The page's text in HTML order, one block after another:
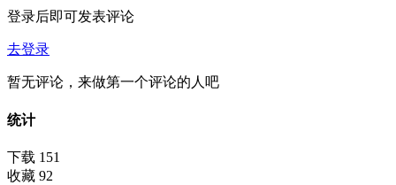
登录后即可发表评论
去登录
暂无评论，来做第一个评论的人吧
统计
下载 151
收藏 92